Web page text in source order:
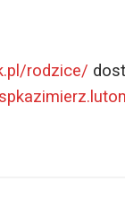
rodzice/